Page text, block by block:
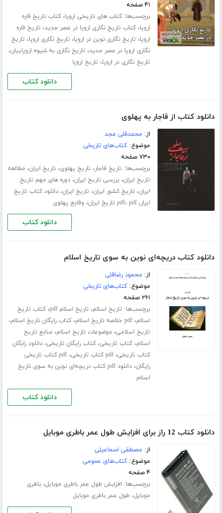
۴۱ صفحه
برچسب‌ها:کتاب های تاریخی اروپا،کتاب تاریخ قاره
اروپا،کتاب تاریخ نگاری اروپا در عصر جدید، تاریخ قاره
اروپا، تاریخ نگاری نوین در اروپا، تاریخ نگاری اروپا، تاریخ
نگاری اروپا در عصر جدید، تاریخ نگاری به شیوه اروپاییان،
تاریخ نگاری در اروپا، تاریخ اروپا
دانلود کتاب
دانلود کتاب از قاجار به پهلوی
از: محمدقلی مجد
موضوع:کتاب‌های تاریخی
۷۳۰ صفحه
برچسب‌ها: تاریخ قاجار، تاریخ پهلوی، تاریخ ایران، مطالعه
تاریخ ایران،بررسی تاریخ ایران،دوره های مهم تاریخ
ایران، تاریخ کشور ایران، تاریخ ایران،دانلود کتاب تاریخ
ایران pdf
، pdf تاریخ ایران ، وقایع پهلوی
دانلود کتاب
دانلود کتاب دریچه‌ای نوین به سوی تاریخ اسلام
از: محمود رضاقلی
موضوع:کتاب‌های تاریخی
۲۶۱ صفحه
برچسب‌ها: تاریخ اسلام، تاریخ اسلام pdf ،کتاب تاریخ
اسلام،pdf خلاصه تاریخ اسلام ،کتاب رایگان تاریخ اسلام،
تاریخ اسلامی، موضوعات تاریخ اسلام، منابع تاریخ
اسلام،کتاب تاریخی،کتاب رایگان تاریخی،دانلود رابگان
کتاب تاریخی،pdf کتاب تاریخی ،
pdf کتاب تاریخی
رایگان،
دانلود pdf کتاب دریچه‌ای نوین به سوی تاریخ
اسلام
دانلود کتاب
دانلود کتاب 12 راز برای افزایش طول عمر باطری موبایل
از: مصطفی اسماعیلی
موضوع:کتاب‌های عمومی
۴ صفحه
برچسب‌ها: افزایش طول عمر باطری موبایل،باطری
موبایل، طول عمر باطری موبایل